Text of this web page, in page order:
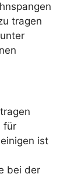
tragen
für
ist
bei der